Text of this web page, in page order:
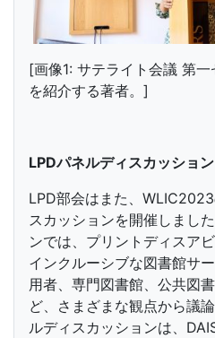
[画像1: サテライト会議 第
を紹介する著者。]
LPDパネルディスカッション
LPD部会はまた、
スカッションを開催しまし
ンでは、プリントディスア
インクルーシブな図書館サ
用者、専門図書館、公共図
ど、さまざまな観点から議
ルディスカッションは、